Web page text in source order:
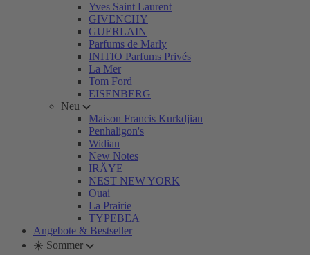
Yves Saint Laurent
GIVENCHY
GUERLAIN
Parfums de Marly
INITIO Parfums Privés
La Mer
Tom Ford
EISENBERG
Neu
Maison Francis Kurkdjian
Penhaligon's
Widian
New Notes
IRÄYE
NEST NEW YORK
Ouai
La Prairie
TYPEBEA
Angebote & Bestseller
☀️ Sommer